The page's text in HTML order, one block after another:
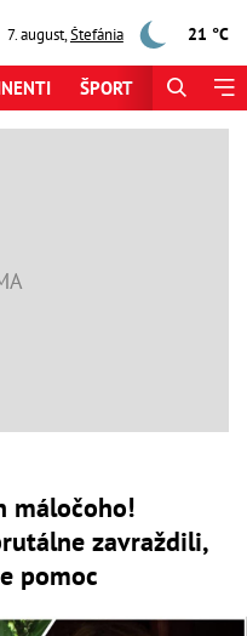
7. august,Štefánia 21 °C
ŠPORT
máločoho!
zavraždili,
pomoc